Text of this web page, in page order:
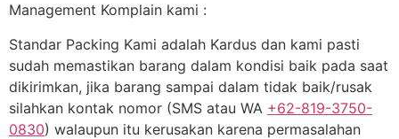
Management Komplain kami :
Standar Packing Kami adalah Kardus dan kami pasti
sudah memastikan barang dalam kondisi baik pada saat
dikirimkan, jika barang sampai dalam tidak baik/rusak
silahkan kontak nomor (SMS atau WA +62-819-3750-
0830) walaupun itu kerusakan karena permasalahan